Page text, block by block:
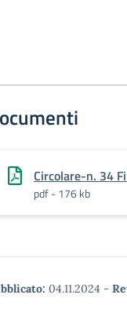
Circolare-n. 34
pdf - 176 kb
04.11.2024 -